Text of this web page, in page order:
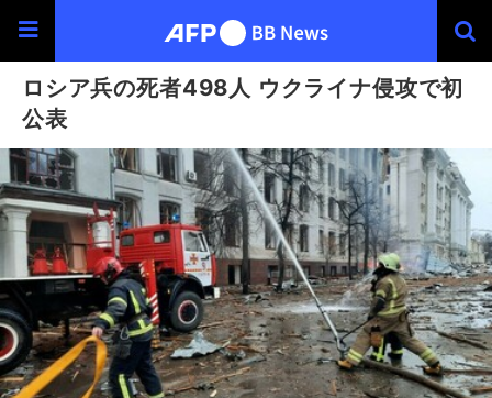
ロシア兵の死者498人 ウクライナ侵攻で初
公表